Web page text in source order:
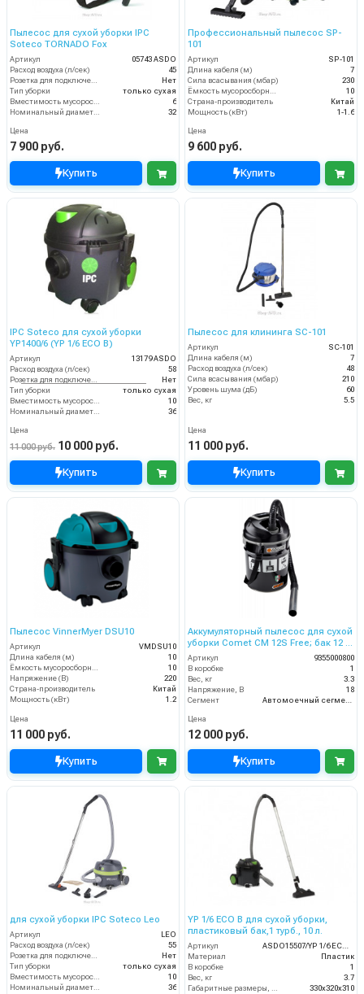
Пылесос для сухой уборки IPC
Soteco TORNADO Fox
Артикул
05743 ASDO
Расход воздуха (л/сек)
45
Розетка для подключения инструмента
Нет
Тип уборки
только сухая
Вместимость мусоросборника (л)
6
Номинальный диаметр принадлежностей (мм)
32
Цена
7 900 руб.
Купить
Профессиональный пылесос SP-
101
Артикул
SP-101
Длина кабеля (м)
7
Сила всасывания (мбар)
230
Ёмкость мусоросборника (л)
10
Страна-производитель
Китай
Мощность (кВт)
1-1.6
Цена
9 600 руб.
Купить
IPC Soteco для сухой уборки
YP1400/6 (YP 1/6 ECO B)
Артикул
13179 ASDO
Расход воздуха (л/сек)
58
Розетка для подключения инструмента
Нет
Тип уборки
только сухая
Вместимость мусоросборника (л)
10
Номинальный диаметр принадлежностей (мм)
36
Цена
11 000 руб. 10 000 руб.
Купить
Пылесос для клининга SC-101
Артикул
SC-101
Длина кабеля (м)
7
Расход воздуха (л/сек)
48
Сила всасывания (мбар)
210
Уровень шума (дБ)
60
Вес, кг
5.5
Цена
11 000 руб.
Купить
Пылесос VinnerMyer DSU10
Артикул
VMDSU10
Длина кабеля (м)
10
10
Напряжение (В)
220
Страна-производитель
Китай
Мощность (кВт)
1.2
Цена
11 000 руб.
Купить
Аккумуляторный пылесос для сухой
уборки Comet CM 12S Free; бак 12 л
(сталь); 18 В, 2,2 Ач
Артикул
9355000800
В коробке
1
Вес, кг
3.3
Напряжение, В
18
Сегмент
Цена
12 000 руб.
Купить
для сухой уборки IPC Soteco Leo
Артикул
LEO
Расход воздуха (л/сек)
55
Розетка для подключения инструмента
Нет
Тип уборки
только сухая
Вместимость мусоросборника (л)
10
Номинальный диаметр принадлежностей (мм)
36
YP 1/6 ECO B для сухой уборки,
пластиковый бак,1 турб., 10 л.
Артикул
ASDO15507/YP 1/6 ECO B
Материал
Пластик
В коробке
1
Вес, кг
3.7
Габаритные размеры, мм
330х320х310